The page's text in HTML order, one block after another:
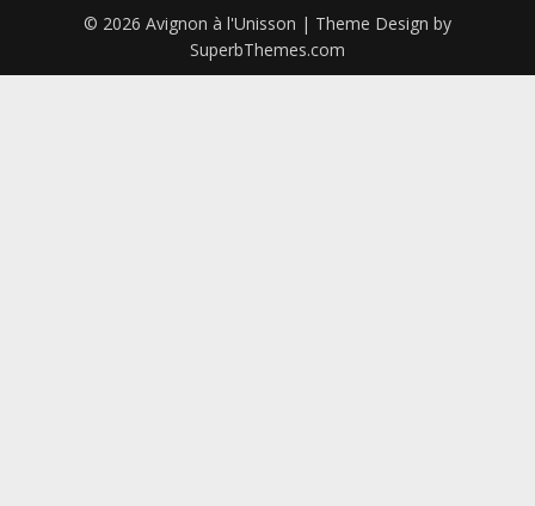
© 2026 Avignon à l'Unisson | Theme Design by
SuperbThemes.com